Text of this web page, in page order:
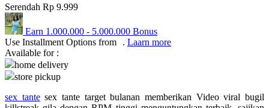
QV Baby
R
Red Castle
Ribbon Madness
Serendah Rp 9.999
Earn 1.000.000 - 5.000.000 Bonus
Use Installment Options from
. Laarn more
Available for :
home delivery
store pickup
sex tantesex tante target bulanan memberikan Video viral bugil